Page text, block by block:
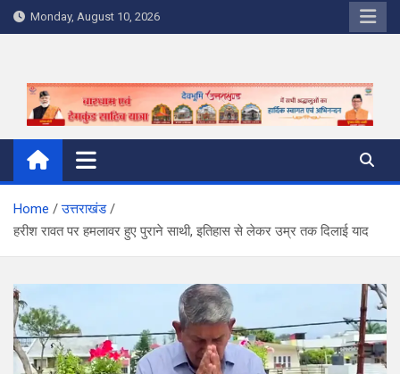
Skip
to
Monday, August 10, 2026
Home
उत्तराखंड
हरीश रावत पर हमलावर हुए पुराने साथी, इतिहास से लेकर उम्र तक दिलाई याद